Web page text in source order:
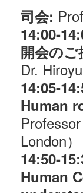
司会:
14:00-
開会のご
Dr.
14:05-
Human
London）
14:50-
Human